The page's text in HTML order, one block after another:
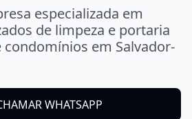
especializada em
de limpeza e portaria
condomínios em Salvador-
WHATSAPP